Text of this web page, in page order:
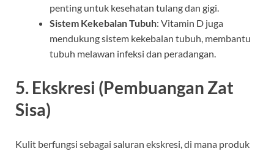
penting untuk kesehatan tulang dan gigi.
Sistem Kekebalan Tubuh: Vitamin D juga
mendukung sistem kekebalan tubuh, membantu
tubuh melawan infeksi dan peradangan.
5. Ekskresi (Pembuangan Zat
Sisa)
Kulit berfungsi sebagai saluran ekskresi, di mana produk